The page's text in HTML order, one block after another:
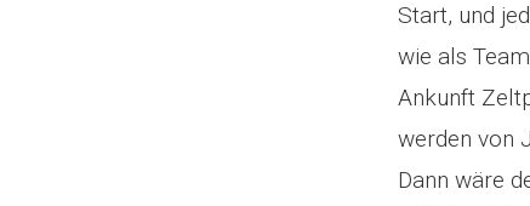
Start, und
wie als
Ankunft
werden von
Dann wäre